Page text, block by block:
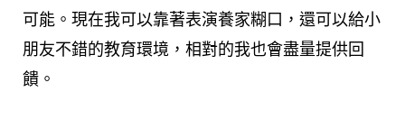
可能。現在我可以靠著表演養家糊口，還可以給小
朋友不錯的教育環境，相對的我也會盡量提供回
饋。